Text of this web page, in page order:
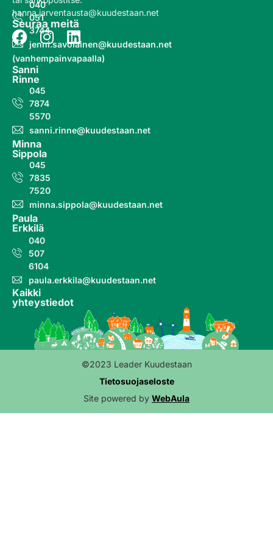
040
051
3744
jenni.savolainen@kuudestaan.net
(vanhempainvapaalla)
Sanni
Rinne
045
7874
5570
sanni.rinne@kuudestaan.net
Minna
Sippola
045
7835
7520
minna.sippola@kuudestaan.net
Paula
Erkkilä
040
507
6104
paula.erkkila@kuudestaan.net
Kaikki
yhteystiedot
hanna.jarventausta@kuudestaan.net
Seuraa meitä
©2023 Leader Kuudestaan
Tietosuojaseloste
Site powered by WebAula